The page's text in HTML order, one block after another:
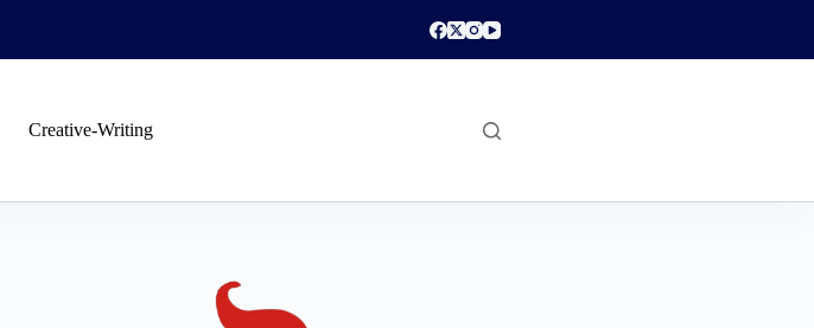
Creative-Writing